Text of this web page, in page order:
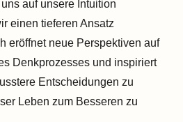
auf unsere Intuition
einen tieferen Ansatz
eröffnet neue Perspektiven auf
Denkprozesses und inspiriert
Entscheidungen zu
Leben zum Besseren zu